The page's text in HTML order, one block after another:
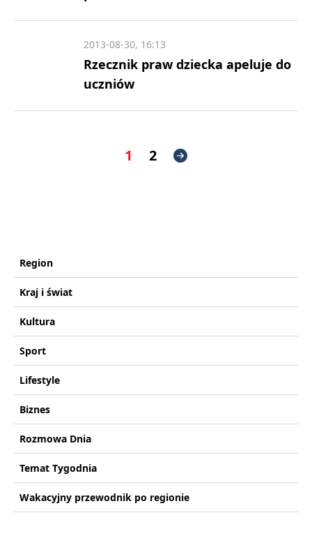
Rzecznik praw dziecka apeluje do
uczniów
2013-08-30, 16:13
1 2
Region
Kraj i świat
Kultura
Sport
Lifestyle
Biznes
Rozmowa Dnia
Temat Tygodnia
Wakacyjny przewodnik po regionie